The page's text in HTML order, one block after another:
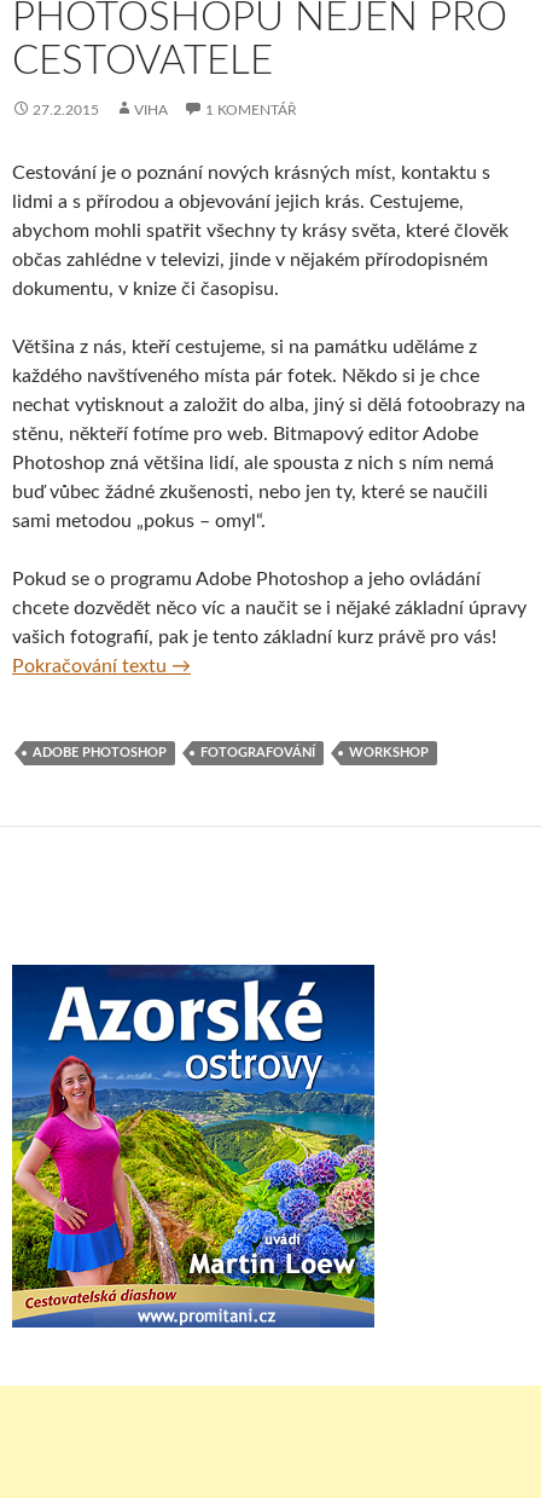
PHOTOSHOPU NEJEN PRO
CESTOVATELE
27.2.2015 VIHA 1 KOMENTÁŘ
Cestování je o poznání nových krásných míst, kontaktu s
lidmi a s přírodou a objevování jejich krás. Cestujeme,
abychom mohli spatřit všechny ty krásy světa, které člověk
občas zahlédne v televizi, jinde v nějakém přírodopisném
dokumentu, v knize či časopisu.
Většina z nás, kteří cestujeme, si na památku uděláme z
každého navštíveného místa pár fotek. Někdo si je chce
nechat vytisknout a založit do alba, jiný si dělá fotoobrazy na
stěnu, někteří fotíme pro web. Bitmapový editor Adobe
Photoshop zná většina lidí, ale spousta z nich s ním nemá
buď vůbec žádné zkušenosti, nebo jen ty, které se naučili
sami metodou „pokus – omyl“.
Pokud se o programu Adobe Photoshop a jeho ovládání
chcete dozvědět něco víc a naučit se i nějaké základní úpravy
vašich fotografií, pak je tento základní kurz právě pro vás!
Pokračování textu Kurz základů Photoshopu nejen pro
→
ADOBE PHOTOSHOP FOTOGRAFOVÁNÍ WORKSHOP